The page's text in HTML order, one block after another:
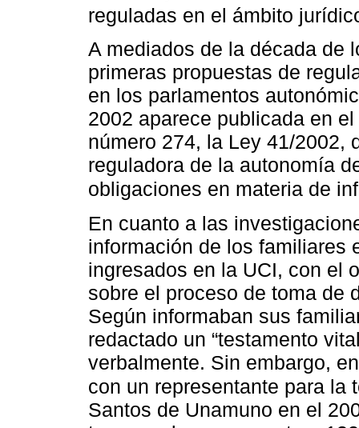
reguladas en el ámbito
A mediados de la década de
primeras propuestas de
en los parlamentos
2002 aparece publicada en
número 274, la Ley 41/2002,
reguladora de la autonomía
obligaciones en materia de
En cuanto a las
información de los familiares
ingresados en la UCI, con el
sobre el proceso de toma de
Según informaban sus
redactado un “testamento
verbalmente. Sin embargo,
con un representante para
Santos de Unamuno en el